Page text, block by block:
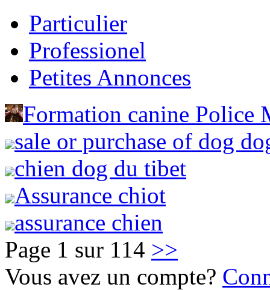
Particulier
Professionel
Petites Annonces
Formation canine Police
sale or purchase of dog
chien dog du tibet
Assurance chiot
assurance chien
Page 1 sur 114 >>
Vous avez un compte?